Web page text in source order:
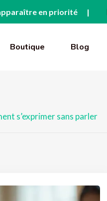
en priorité
Boutique Blog
s’exprimer sans parler